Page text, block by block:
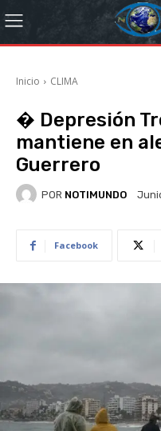
Inicio CLIMA
�️ Depresión
mantiene en
Guerrero
POR NOTIMUNDO
Facebook